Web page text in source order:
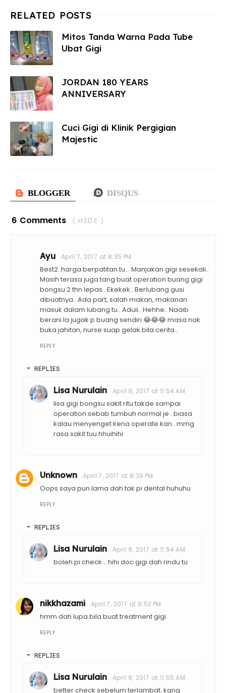
Mitos Tanda Warna Pada Tube
Ubat Gigi
JORDAN 180 YEARS
ANNIVERSARY
Cuci Gigi di Klinik Pergigian
Majestic
6 Comments ( HIDE )
Ayu April 7, 2017 at 8:35 PM
Best2..harga berpatitan tu... Manjakan gigi sesekali..
Masih terasa juga tang buat operation buang gigi
bongsu 2 thn lepas.. Ekekek.. Berlubang gusi
dibuatnya.. Ada part, salah makan, makanan
masuk dalam lubang tu.. Aduii.. Hehhe.. Naaib
berani la jugak p buang sendiri 😂😂😂 masa nak
buka jahitan, nurse suap gelak bila cerita..
REPLY
REPLIES
Lisa Nurulain April 9, 2017 at 11:54 AM
lisa gigi bongsu sakit ritu takde sampai
operation sebab tumbuh normal je . biasa
kalau menyenget kena operate kan.. mmg
rasa sakit tuu hhuihihi
Unknown April 7, 2017 at 8:39 PM
Oops saya pun lama dah tak pi dental huhuhu
REPLY
REPLIES
Lisa Nurulain April 9, 2017 at 11:54 AM
boleh pi check .. hihi doc gigi dah rindu tu
nikkhazami April 7, 2017 at 9:53 PM
hmm dah lupa bila buat treatment gigi.
REPLY
REPLIES
Lisa Nurulain April 9, 2017 at 11:55 AM
better check sebelum terlambat. kang